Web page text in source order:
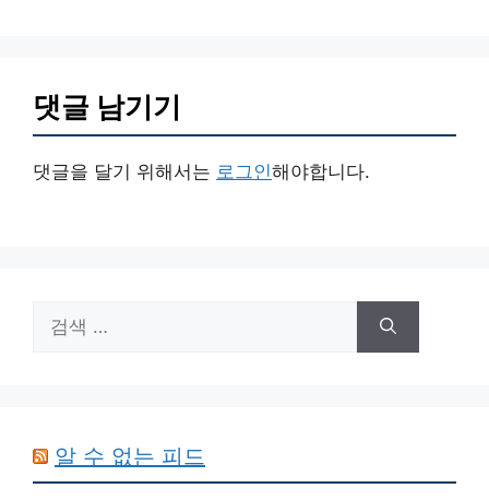
댓글 남기기
댓글을 달기 위해서는 로그인해야합니다.
색:
알 수 없는 피드